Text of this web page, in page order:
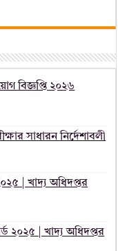
বিজ্ঞপ্তি ২০২৬
সাধারন নির্দেশাবলী
| খাদ্য অধিদপ্তর
২০২৫ | খাদ্য অধিদপ্তর